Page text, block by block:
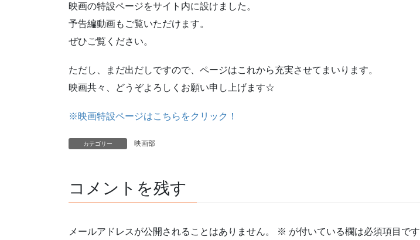
映画の特設ページをサイト内に設けました。
予告編動画もご覧いただけます。
ぜひご覧ください。
ただし、まだ出だしですので、ページはこれから充実させてまいります。
映画共々、どうぞよろしくお願い申し上げます☆
※映画特設ページはこちらをクリック！
カテゴリー 映画部
コメントを残す
メールアドレスが公開されることはありません。 ※ が付いている欄は必須項目です